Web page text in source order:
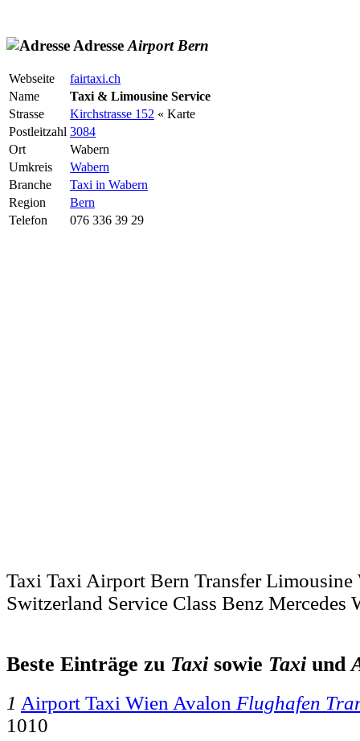
Adresse Airport Bern
Webseite
fairtaxi.ch
Name
Taxi & Limousine Service
Strasse
Kirchstrasse 152 « Karte
Postleitzahl 3084
Ort
Wabern
Umkreis
Wabern
Branche
Taxi in Wabern
Region
Bern
Telefon
076 336 39 29
Taxi Taxi Airport Bern Transfer Limousine
Switzerland Service Class Benz Mercedes
Beste Einträge zu Taxi sowie Taxi und
1 Airport Taxi Wien Avalon Flughafen
1010